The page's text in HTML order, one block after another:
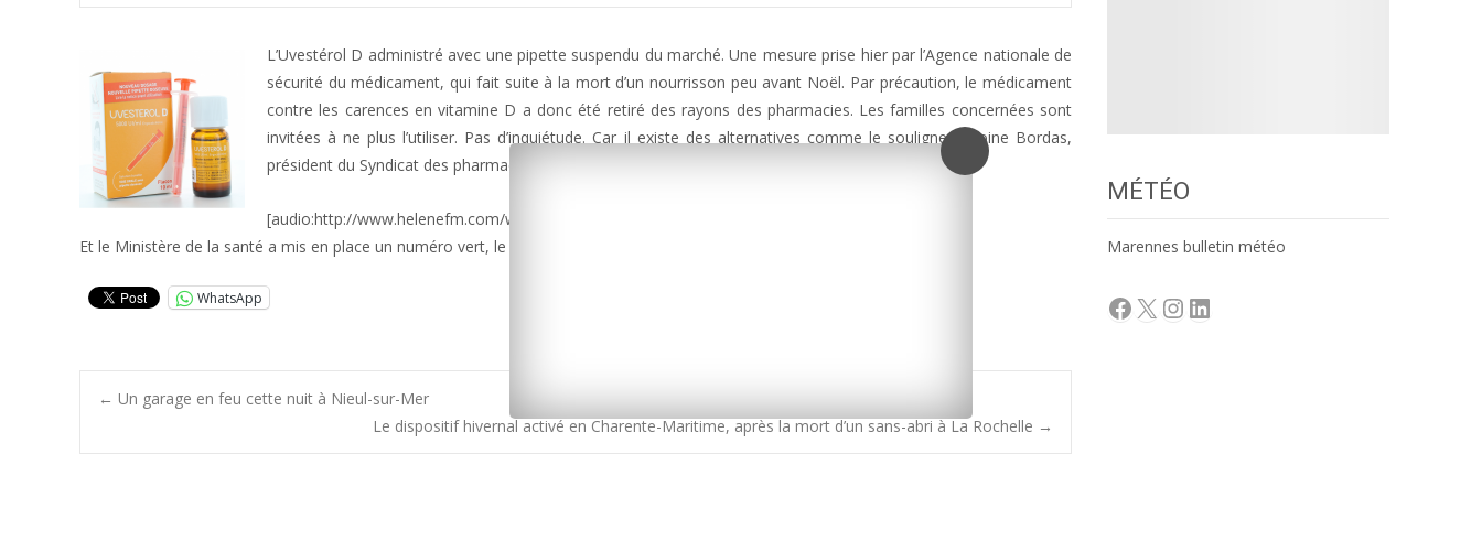
L’Uvestérol D administré avec une pipette suspendu du marché. Une mesure prise hier par l’Agence nationale de
sécurité du médicament, qui fait suite à la mort d’un nourrisson peu avant Noël. Par précaution, le médicament
contre les carences en vitamine D a donc été retiré des rayons des pharmacies. Les familles concernées sont
invitées à ne plus l’utiliser. Pas d’inquiétude. Car il existe des alternatives comme le souligne Antoine Bordas,
président du Syndicat des pharmaciens de Charente-Maritime :
[audio:http://www.helenefm.com/wordpress/wp-content/uploads/2017/01/uvesterol.mp3]
Et le Ministère de la santé a mis en place un numéro vert, le 0 800 636 636.
WhatsApp
Post
← Un garage en feu cette nuit à Nieul-sur-Mer
Le dispositif hivernal activé en Charente-Maritime, après la mort d’un sans-abri à La Rochelle →
MÉTÉO
Marennes bulletin météo
Facebook
X Instagram
LinkedIn